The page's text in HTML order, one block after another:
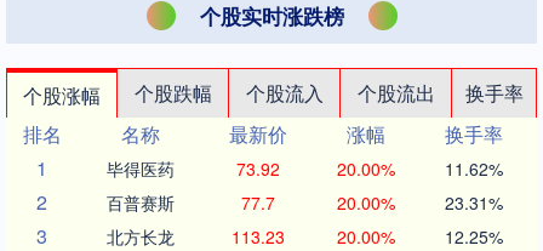
个股实时涨跌榜
个股涨幅 个股跌幅 个股流入 个股流出
换手率
排名
名称 最新价 涨幅
换手率
1
毕得医药 73.92 20.00% 11.62%
2 百普赛斯 77.7 20.00% 23.31%
3 北方长龙 113.23 20.00% 12.25%